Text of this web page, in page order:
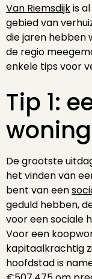
Van Riemsdijkis
gebied van
die jaren hebben
de regio
enkele tips voor
Tip 1:
woning
De grootste
het vinden van
bent van een
geduld hebben,
voor een sociale
Voor een
kapitaalkrachtig
hoofdstad is